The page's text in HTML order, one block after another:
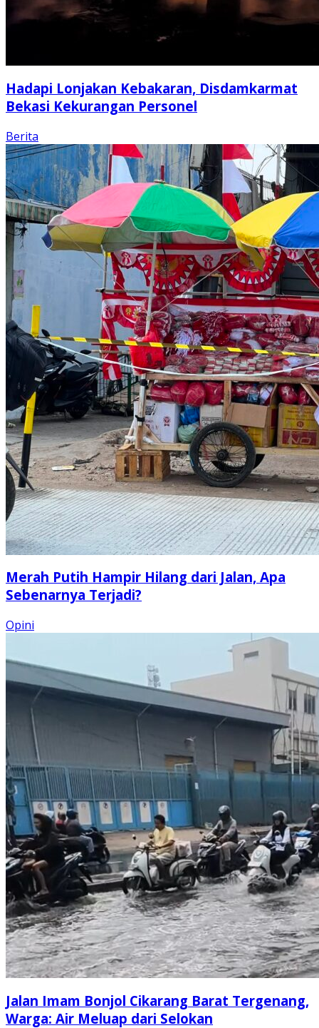
Hadapi Lonjakan Kebakaran, Disdamkarmat
Bekasi Kekurangan Personel
Berita
Merah Putih Hampir Hilang dari Jalan, Apa
Sebenarnya Terjadi?
Opini
Jalan Imam Bonjol Cikarang Barat Tergenang,
Warga: Air Meluap dari Selokan